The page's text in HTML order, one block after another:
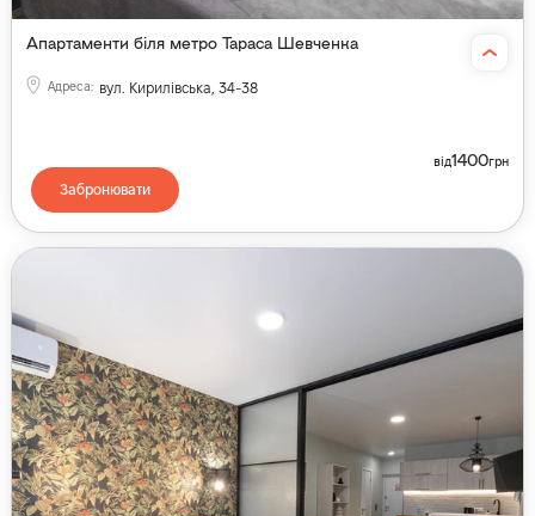
Апартаменти біля метро Тараса Шевченка
Адреса: вул. Кирилівська, 34-38
від1400грн
Забронювати